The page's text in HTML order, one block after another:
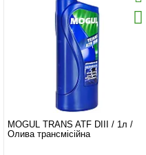
MOGUL TRANS ATF DIII / 1л /
Олива трансмісійна